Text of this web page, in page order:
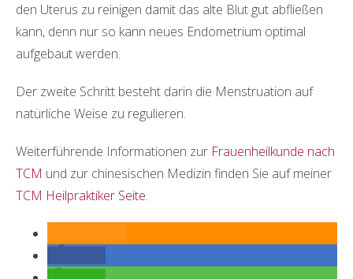
den Uterus zu reinigen damit das alte Blut gut abfließen
kann, denn nur so kann neues Endometrium optimal
aufgebaut werden.
Der zweite Schritt besteht darin die Menstruation auf
natürliche Weise zu regulieren.
Weiterführende Informationen zur Frauenheilkunde nach
TCM und zur chinesischen Medizin finden Sie auf meiner
TCM Heilpraktiker Seite.